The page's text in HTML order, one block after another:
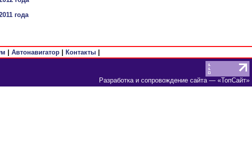
года
Автонавигатор| Контакты|
Разработка и сопровождение сайта— «ТопСайт»